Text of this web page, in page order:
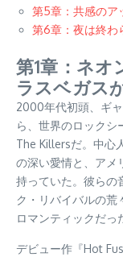
第5章：共感のア
第6章：夜は終わ
第1章：ネ
ラスベガス
2000年代初頭、ギ
ら、世界のロックシ
The Killersだ。中心
の深い愛情と、アメ
持っていた。彼らの
ク・リバイバルの荒
ロマンティックだっ
デビュー作『Hot